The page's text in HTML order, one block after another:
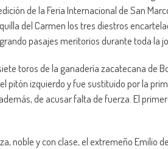
de la Feria Internacional de San
del Carmen los tres diestros
pasajes meritorios durante toda la
toros de la ganadería zacatecana de
pitón izquierdo y fue sustituido por la
de acusar falta de fuerza. El
noble y con clase, el extremeño Emilio